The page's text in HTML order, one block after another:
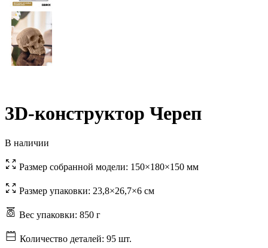
3D-конструктор Череп
В наличии
Размер собранной модели: 150×180×150 мм
Размер упаковки: 23,8×26,7×6 см
Вес упаковки: 850 г
Количество деталей: 95 шт.